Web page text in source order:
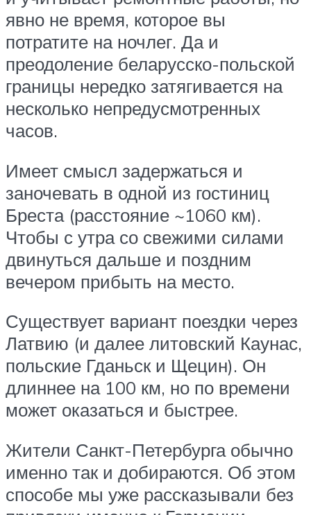
явно не время, которое вы
потратите на ночлег. Да и
преодоление беларусско-польской
границы нередко затягивается на
несколько непредусмотренных
часов.
Имеет смысл задержаться и
заночевать в одной из гостиниц
Бреста (расстояние ~1060 км).
Чтобы с утра со свежими силами
двинуться дальше и поздним
вечером прибыть на место.
Существует вариант поездки через
Латвию (и далее литовский Каунас,
польские Гданьск и Щецин). Он
длиннее на 100 км, но по времени
может оказаться и быстрее.
Жители Санкт-Петербурга обычно
именно так и добираются. Об этом
способе мы уже рассказывали без